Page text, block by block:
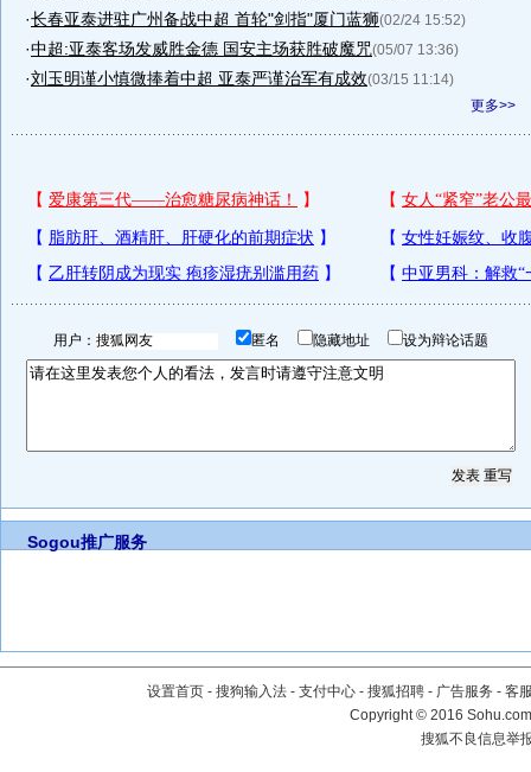
·长春亚泰进驻广州备战中超 首轮"剑指"厦门蓝狮(02/24 15:52)
·中超:亚泰客场发威胜金德 国安主场获胜破魔咒(05/07 13:36)
·刘玉明谨小慎微捧着中超 亚泰严谨治军有成效(03/15 11:14)
更多>>
用户： 匿名 隐藏地址 设为辩论话题
Sogou推广服务
设置首页 - 搜狗输入法 - 支付中心 - 搜狐招聘 - 广告服务 - 客
Copyright©2016
搜狐不良信息举